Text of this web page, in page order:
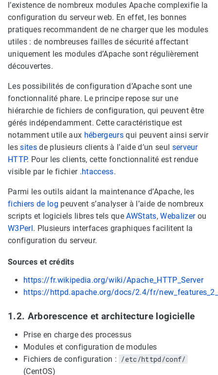
l’existence de nombreux modules Apache complexifie la
configuration du serveur web. En effet, les bonnes
pratiques recommandent de ne charger que les modules
utiles : de nombreuses failles de sécurité affectant
uniquement les modules d’Apache sont régulièrement
découvertes.
Les possibilités de configuration d’Apache sont une
fonctionnalité phare. Le principe repose sur une
hiérarchie de fichiers de configuration, qui peuvent être
gérés indépendamment. Cette caractéristique est
notamment utile aux hébergeursqui peuvent ainsi servir
lessitesde plusieurs clients à l’aide d’un seul serveur
HTTP. Pour les clients, cette fonctionnalité est rendue
visible par le fichier .htaccess.
Parmi les outils aidant la maintenance d’Apache, les
fichiers de log peuvent s’analyser à l’aide de nombreux
scripts et logiciels libres tels queAWStats,Webalizerou
W3Perl. Plusieurs interfaces graphiques facilitent la
configuration du serveur.
Sources et crédits
https://fr.wikipedia.org/wiki/Apache_HTTP_Server
https://httpd.apache.org/docs/2.4/fr/
1.2. Arborescence et architecture logicielle
Prise en charge des processus
Modules et configuration de modules
Fichiers de configuration : /etc/httpd/conf/
(CentOS)